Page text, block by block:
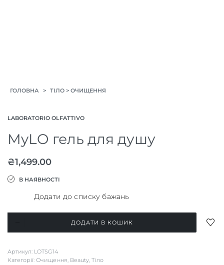
ГОЛОВНА > ТІЛО > ОЧИЩЕННЯ
LABORATORIO OLFATTIVO
MyLO гель для душу
₴1,499.00
В НАЯВНОСТІ
Додати до списку бажань
гель
душу
ДОДАТИ В КОШИК
Артикул: LOTSG14
Категорії: Очищення, Beauty,Тіло